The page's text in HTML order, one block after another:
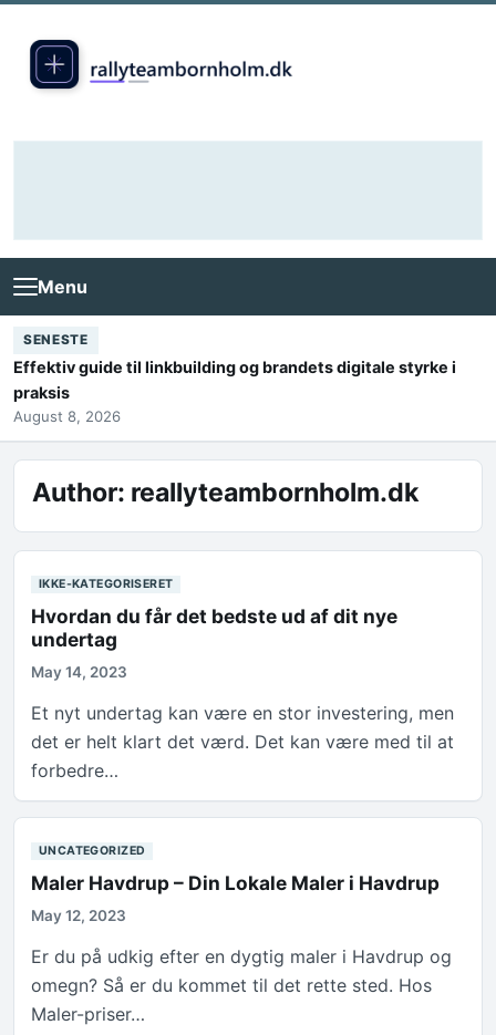
Menu
SENESTE
Effektiv guide til linkbuilding og brandets digitale styrke i
praksis
August 8, 2026
Author: reallyteambornholm.dk
IKKE-KATEGORISERET
Hvordan du får det bedste ud af dit nye
undertag
May 14, 2023
Et nyt undertag kan være en stor investering, men
det er helt klart det værd. Det kan være med til at
forbedre…
UNCATEGORIZED
Maler Havdrup – Din Lokale Maler i Havdrup
May 12, 2023
Er du på udkig efter en dygtig maler i Havdrup og
omegn? Så er du kommet til det rette sted. Hos
Maler-priser…